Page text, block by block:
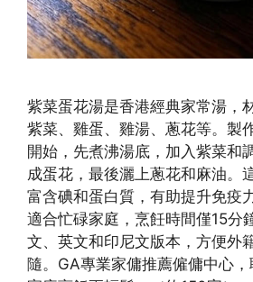
紫菜蛋花湯是香港經典家常湯，
紫菜、雞蛋、雞湯、蔥花等。製
開始，先煮沸湯底，加入紫菜和
成蛋花，最後灑上蔥花和麻油。
富含碘和蛋白質，有助提升免疫
適合忙碌家庭，烹飪時間僅15分
文、英文和印尼文版本，方便外
隨。GA專業家傭推薦僱傭中心